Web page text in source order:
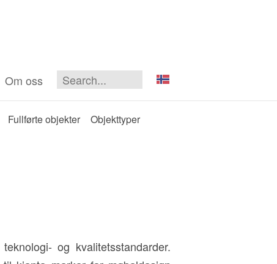
Om oss
Fullførte objekter Objekttyper
og kvalitetsstandarder.